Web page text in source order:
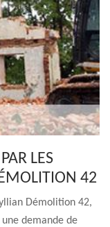
LES
42
Démolition 42,
demande de